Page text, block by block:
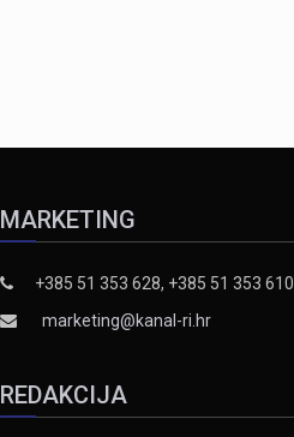
MARKETING
+385 51 353 628, +385 51 353 610
marketing@kanal-ri.hr
REDAKCIJA